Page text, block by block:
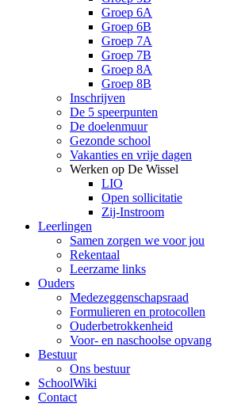
Groep 6A
Groep 6B
Groep 7A
Groep 7B
Groep 8A
Groep 8B
Inschrijven
De 5 speerpunten
De doelenmuur
Gezonde school
Vakanties en vrije dagen
Werken op De Wissel
LIO
Open sollicitatie
Zij-Instroom
Leerlingen
Samen zorgen we voor jou
Rekentaal
Leerzame links
Ouders
Medezeggenschapsraad
Formulieren en protocollen
Ouderbetrokkenheid
Voor- en naschoolse opvang
Bestuur
Ons bestuur
SchoolWiki
Contact